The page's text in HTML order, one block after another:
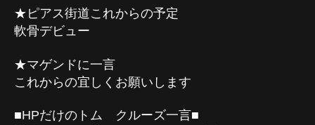
★ピアス街道これからの予定
軟骨デビュー
★マゲンドに一言
これからの宜しくお願いします
■HPだけのトム クルーズ一言■